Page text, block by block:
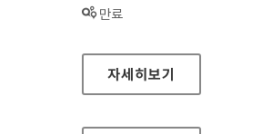
상태 :
만료
휴먼테크논문대상 홈페이지
자세히보기